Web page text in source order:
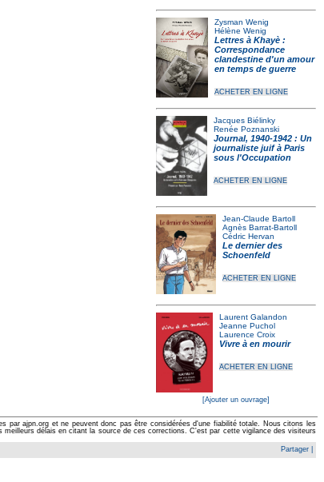
Zysman Wenig
Hélène Wenig
Lettres à Khayè :
Correspondance
clandestine d'un amour
en temps de guerre
ACHETER EN LIGNE
Jacques Biélinky
Renée Poznanski
Journal, 1940-1942 : Un
journaliste juif à Paris
sous l'Occupation
ACHETER EN LIGNE
Jean-Claude Bartoll
Agnès Barrat-Bartoll
Cédric Hervan
Le dernier des
Schoenfeld
ACHETER EN LIGNE
Laurent Galandon
Jeanne Puchol
Laurence Croix
Vivre à en mourir
ACHETER EN LIGNE
[Ajouter un ouvrage]
par ajpn.org et ne peuvent donc pas être considérées d'une fiabilité totale. Nous citons les
délais en citant la source de ces corrections. C'est par cette vigilance des visiteurs
Partager